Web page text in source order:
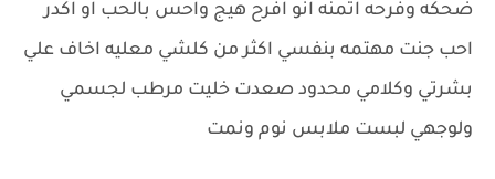
ضحكه وفرحه اتمنه انو افرح هيج واحس بالحب او اكدر
احب جنت مهتمه بنفسي اكثر من كلشي معليه اخاف علي
بشرتي وكلامي محدود صعدت خليت مرطب لجسمي
ولوجهي لبست ملابس نوم ونمت